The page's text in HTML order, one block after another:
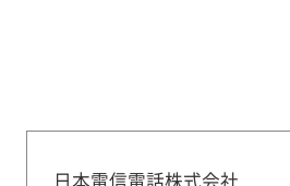
日本電信電話株式会社